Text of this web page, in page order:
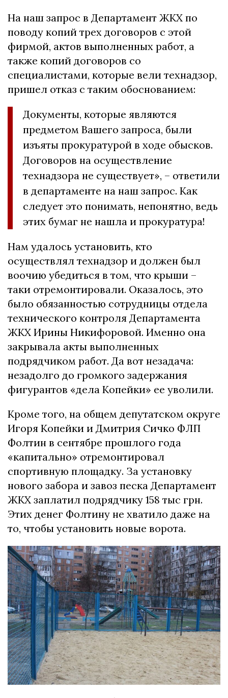
На наш запрос в Департамент ЖКХ по
поводу копий трех договоров с этой
фирмой, актов выполненных работ, а
также копий договоров со
специалистами, которые вели технадзор,
пришел отказ с таким обоснованием:
Документы, которые являются
предметом Вашего запроса, были
изъяты прокуратурой в ходе обысков.
Договоров на осуществление
технадзора не существует», – ответили
в департаменте на наш запрос. Как
следует это понимать, непонятно, ведь
этих бумаг не нашла и прокуратура!
Нам удалось установить, кто
осуществлял технадзор и должен был
воочию убедиться в том, что крыши –
таки отремонтировали. Оказалось, это
было обязанностью сотрудницы отдела
технического контроля Департамента
ЖКХ Ирины Никифоровой. Именно она
закрывала акты выполненных
подрядчиком работ. Да вот незадача:
незадолго до громкого задержания
фигурантов «дела Копейки» ее уволили.
Кроме того, на общем депутатском округе
Игоря Копейки и Дмитрия Сичко ФЛП
Фолтин в сентябре прошлого года
«капитально» отремонтировал
спортивную площадку. За установку
нового забора и завоз песка Департамент
ЖКХ заплатил подрядчику 158 тыс грн.
Этих денег Фолтину не хватило даже на
то, чтобы установить новые ворота.